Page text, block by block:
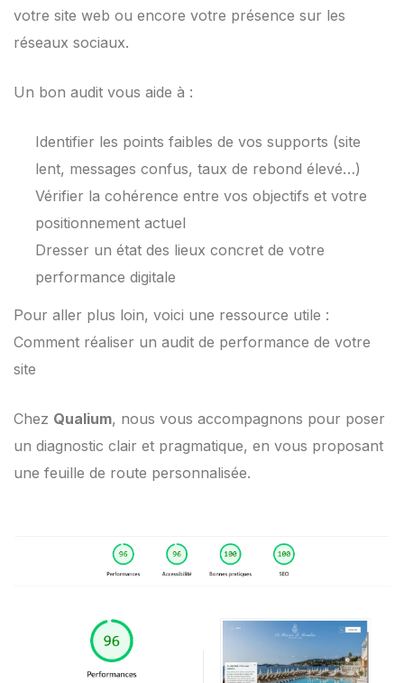
votre site web ou encore votre présence sur les
réseaux sociaux.
Un bon audit vous aide à :
Identifier les points faibles de vos supports (site
lent, messages confus, taux de rebond élevé…)
Vérifier la cohérence entre vos objectifs et votre
positionnement actuel
Dresser un état des lieux concret de votre
performance digitale
Pour aller plus loin, voici une ressource utile :
Comment réaliser un audit de performance de votre
site
Chez Qualium, nous vous accompagnons pour poser
un diagnostic clair et pragmatique, en vous proposant
une feuille de route personnalisée.